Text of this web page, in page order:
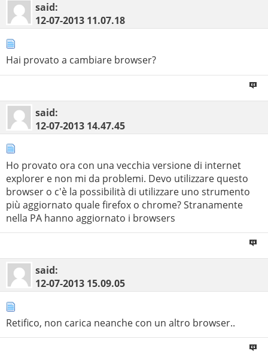
said:
12-07-2013 11.07.18
Hai provato a cambiare browser?
said:
12-07-2013 14.47.45
Ho provato ora con una vecchia versione di internet
explorer e non mi da problemi. Devo utilizzare questo
browser o c'è la possibilità di utilizzare uno strumento
più aggiornato quale firefox o chrome? Stranamente
nella PA hanno aggiornato i browsers
said:
12-07-2013 15.09.05
Retifico, non carica neanche con un altro browser..